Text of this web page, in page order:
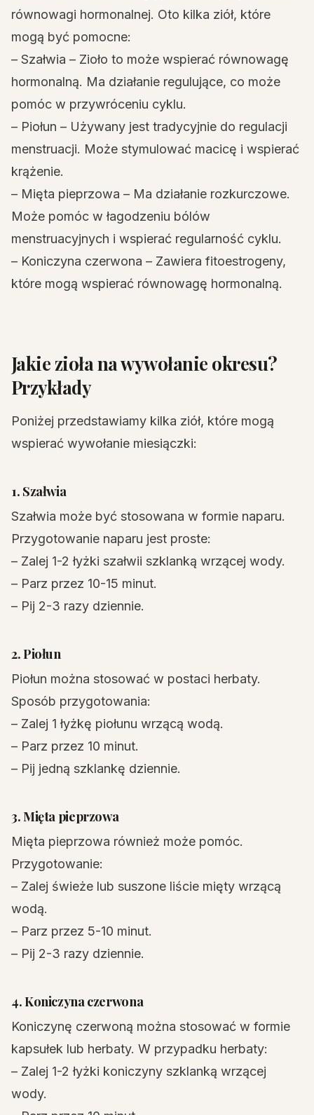
równowagi hormonalnej. Oto kilka ziół, które
mogą być pomocne:
– Szałwia – Zioło to może wspierać równowagę
hormonalną. Ma działanie regulujące, co może
pomóc w przywróceniu cyklu.
– Piołun – Używany jest tradycyjnie do regulacji
menstruacji. Może stymulować macicę i wspierać
krążenie.
– Mięta pieprzowa – Ma działanie rozkurczowe.
Może pomóc w łagodzeniu bólów
menstruacyjnych i wspierać regularność cyklu.
– Koniczyna czerwona – Zawiera fitoestrogeny,
które mogą wspierać równowagę hormonalną.
Jakie zioła na wywołanie okresu?
Przykłady
Poniżej przedstawiamy kilka ziół, które mogą
wspierać wywołanie miesiączki:
1. Szałwia
Szałwia może być stosowana w formie naparu.
Przygotowanie naparu jest proste:
– Zalej 1-2 łyżki szałwii szklanką wrzącej wody.
– Parz przez 10-15 minut.
– Pij 2-3 razy dziennie.
2. Piołun
Piołun można stosować w postaci herbaty.
Sposób przygotowania:
– Zalej 1 łyżkę piołunu wrzącą wodą.
– Parz przez 10 minut.
– Pij jedną szklankę dziennie.
3. Mięta pieprzowa
Mięta pieprzowa również może pomóc.
Przygotowanie:
– Zalej świeże lub suszone liście mięty wrzącą
wodą.
– Parz przez 5-10 minut.
– Pij 2-3 razy dziennie.
4. Koniczyna czerwona
Koniczynę czerwoną można stosować w formie
kapsułek lub herbaty. W przypadku herbaty:
– Zalej 1-2 łyżki koniczyny szklanką wrzącej
wody.